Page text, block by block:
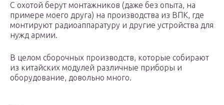
С охотой берут монтажников (даже без опыта, на
примере моего друга) на производства из ВПК, где
монтируют радиоаппаратуру и другие устройства для
нужд армии.
В целом сборочных производств, которые собирают
из китайских модулей различные приборы и
оборудование, довольно много.